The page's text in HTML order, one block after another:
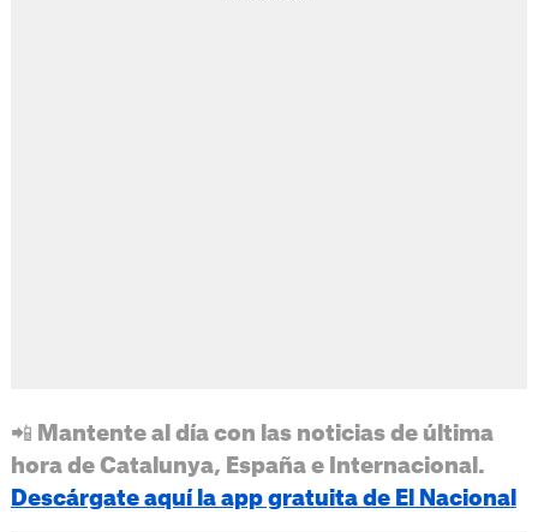
📲 Mantente al día con las noticias de última
hora de Catalunya, España e Internacional.
Descárgate aquí la app gratuita de El Nacional